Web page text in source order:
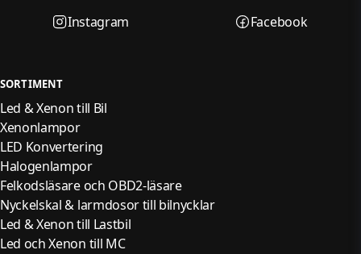
Instagram
Facebook
SORTIMENT
Led & Xenon till Bil
Xenonlampor
LED Konvertering
Halogenlampor
Felkodsläsare och OBD2-läsare
Nyckelskal & larmdosor till bilnycklar
Led & Xenon till Lastbil
Led och Xenon till MC